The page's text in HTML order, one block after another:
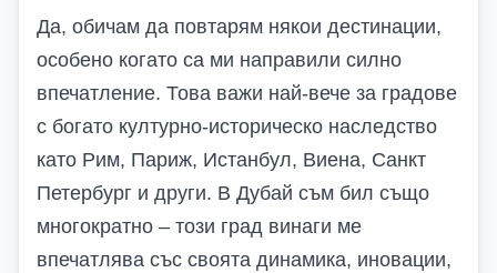
Да, обичам да повтарям някои дестинации,
особено когато са ми направили силно
впечатление. Това важи най-вече за градове
с богато културно-историческо наследство
като Рим, Париж, Истанбул, Виена, Санкт
Петербург и други. В Дубай съм бил също
многократно – този град винаги ме
впечатлява със своята динамика, иновации,